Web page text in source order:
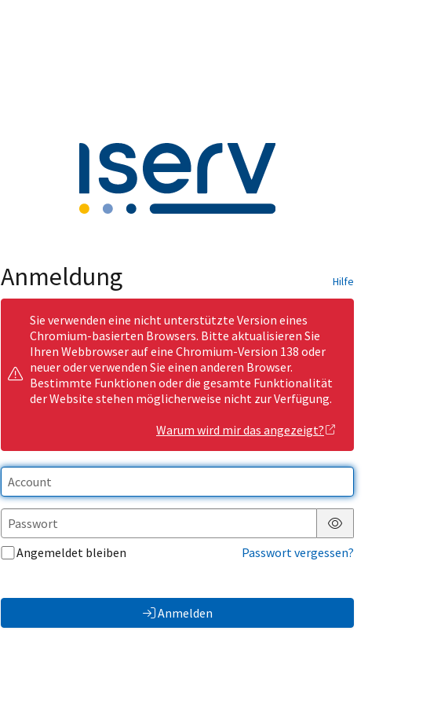
Anmeldung Hilfe
Sie verwenden eine nicht unterstützte Version eines
Chromium-basierten Browsers. Bitte aktualisieren Sie
Ihren Webbrowser auf eine Chromium-Version 138 oder
neuer oder verwenden Sie einen anderen Browser.
Bestimmte Funktionen oder die gesamte Funktionalität
der Website stehen möglicherweise nicht zur Verfügung.
Warum wird mir das angezeigt?
Passwort anzeigen
Angemeldet bleiben
Passwort vergessen?
Anmelden